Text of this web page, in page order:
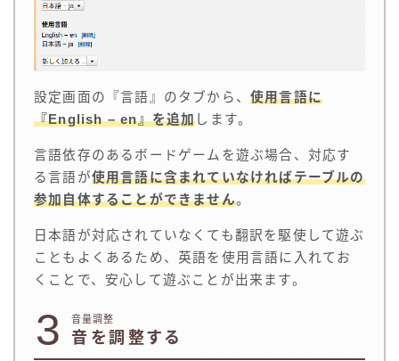
設定画面の『言語』のタブから、 使用言語に
『English – en』を追加 します。
言語依存のあるボードゲームを遊ぶ場合、対応す
る言語が使用言語に含まれていなければテーブルの
参加自体することができません。
日本語が対応されていなくても翻訳を駆使して遊ぶ
こともよくあるため、英語を使用言語に入れてお
くことで、安心して遊ぶことが出来ます。
3 音量調整
音を調整する